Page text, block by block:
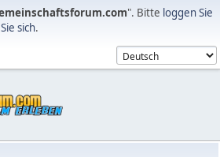
". Bitte loggen Sie
sich.